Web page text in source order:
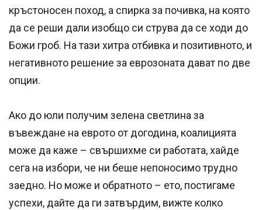
кръстоносен поход, а спирка за почивка, на която
да се реши дали изобщо си струва да се ходи до
Божи гроб. На тази хитра отбивка и позитивното, и
негативното решение за еврозоната дават по две
опции.
Ако до юли получим зелена светлина за
въвеждане на еврото от догодина, коалицията
може да каже – свършихме си работата, хайде
сега на избори, че ни беше непоносимо трудно
заедно. Но може и обратното – ето, постигаме
успехи, дайте да ги затвърдим, вижте колко